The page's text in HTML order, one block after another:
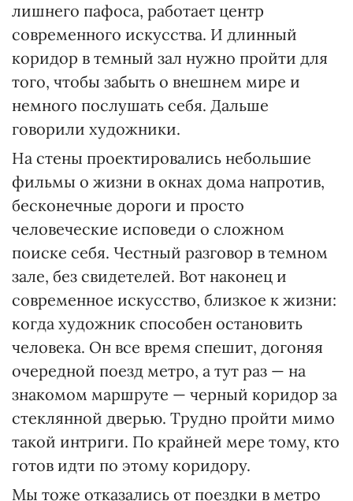
лишнего пафоса, работает центр
современного искусства. И длинный
коридор в темный зал нужно пройти для
того, чтобы забыть о внешнем мире и
немного послушать себя. Дальше
говорили художники.
На стены проектировались небольшие
фильмы о жизни в окнах дома напротив,
бесконечные дороги и просто
человеческие исповеди о сложном
поиске себя. Честный разговор в темном
зале, без свидетелей. Вот наконец и
современное искусство, близкое к жизни:
когда художник способен остановить
человека. Он все время спешит, догоняя
очередной поезд метро, а тут раз — на
знакомом маршруте — черный коридор за
стеклянной дверью. Трудно пройти мимо
такой интриги. По крайней мере тому, кто
готов идти по этому коридору.
Мы тоже отказались от поездки в метро